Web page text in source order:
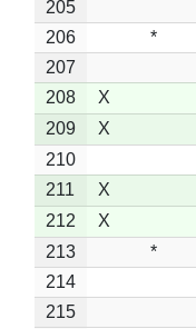
205
206
*
207
208
X
209
X
210
211
X
212
X
213
*
214
215